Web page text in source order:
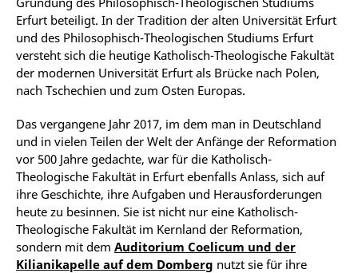
Erfurt beteiligt. In der Tradition der alten Universität Erfurt
und des Philosophisch-Theologischen Studiums Erfurt
versteht sich die heutige Katholisch-Theologische Fakultät
der modernen Universität Erfurt als Brücke nach Polen,
nach Tschechien und zum Osten Europas.
Das vergangene Jahr 2017, im dem man in Deutschland
und in vielen Teilen der Welt der Anfänge der Reformation
vor 500 Jahre gedachte, war für die Katholisch-
Theologische Fakultät in Erfurt ebenfalls Anlass, sich auf
ihre Geschichte, ihre Aufgaben und Herausforderungen
heute zu besinnen. Sie ist nicht nur eine Katholisch-
Theologische Fakultät im Kernland der Reformation,
sondern mit dem Auditorium Coelicum und der
Kilianikapelle auf dem Domberg nutzt sie für ihre